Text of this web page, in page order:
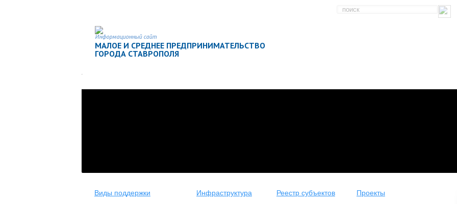
Информационный сайт
МАЛОЕ И СРЕДНЕЕ ПРЕДПРИНИМАТЕЛЬСТВО
ГОРОДА СТАВРОПОЛЯ
Виды поддержки Инфраструктура Реестр субъектов
Проекты